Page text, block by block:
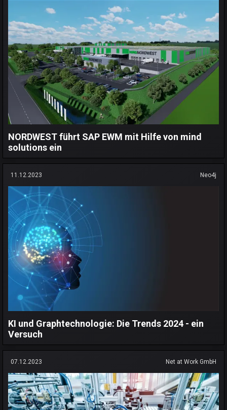
NORDWEST führt SAP EWM mit Hilfe von mind
solutions ein
11.12.2023 Neo4j
KI und Graphtechnologie: Die Trends 2024 - ein
Versuch
07.12.2023 Net at Work GmbH